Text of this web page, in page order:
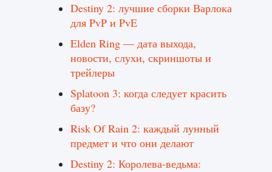
Destiny 2: лучшие сборки Варлока
для PvP и PvE
Elden Ring — дата выхода,
новости, слухи, скриншоты и
трейлеры
Splatoon 3: когда следует красить
базу?
Risk Of Rain 2: каждый лунный
предмет и что они делают
Destiny 2: Королева-ведьма: